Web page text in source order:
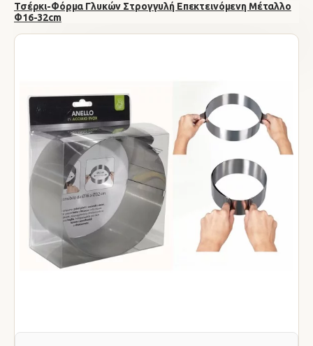
Τσέρκι-Φόρμα Γλυκών Στρογγυλή Επεκτεινόμενη Μέταλλο
Φ16-32cm